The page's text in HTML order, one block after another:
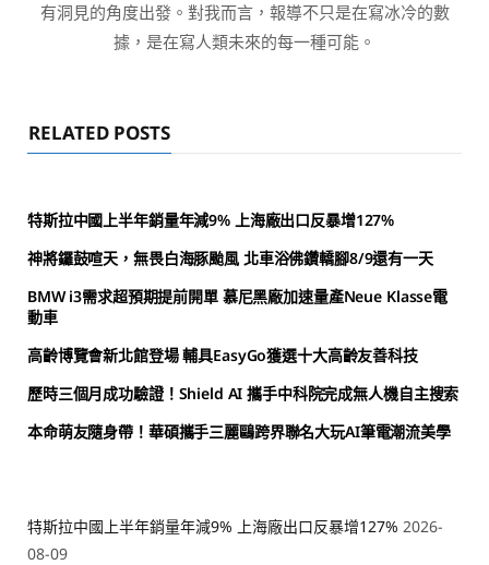
有洞見的角度出發。對我而言，報導不只是在寫冰冷的數
據，是在寫人類未來的每一種可能。
RELATED POSTS
特斯拉中國上半年銷量年減9% 上海廠出口反暴增127%
神將鑼鼓喧天，無畏白海豚颱風 北車浴佛鑽轎腳8/9還有一天
BMW i3需求超預期提前開單 慕尼黑廠加速量產Neue Klasse電
動車
高齡博覽會新北館登場 輔具EasyGo獲選十大高齡友善科技
歷時三個月成功驗證！Shield AI 攜手中科院完成無人機自主搜索
本命萌友隨身帶！華碩攜手三麗鷗跨界聯名大玩AI筆電潮流美學
特斯拉中國上半年銷量年減9% 上海廠出口反暴增127% 2026-
08-09